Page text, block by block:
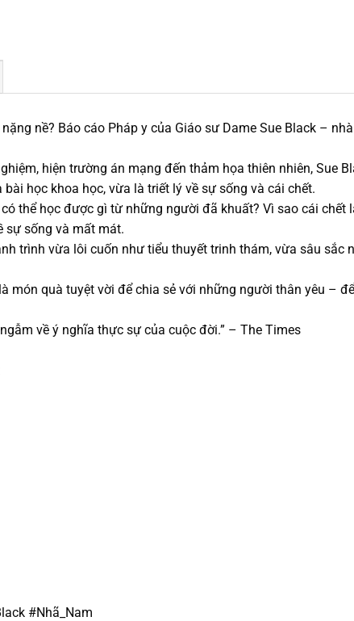
nề? Báo cáo Pháp y của Giáo sư Dame Sue Black –
hiện trường án mạng đến thảm họa thiên nhiên, Sue
học khoa học, vừa là triết lý về sự sống và cái chết.
thể học được gì từ những người đã khuất? Vì sao cái chết
sự sống và mất mát.
trình vừa lôi cuốn như tiểu thuyết trinh thám, vừa sâu
món quà tuyệt vời để chia sẻ với những người thân yêu –
về ý nghĩa thực sự của cuộc đời.” – The Times
#Nhã_Nam